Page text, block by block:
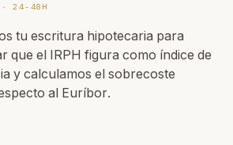
· 24-48H
tu escritura hipotecaria para
que el IRPH figura como índice de
y calculamos el sobrecoste
al Euríbor.